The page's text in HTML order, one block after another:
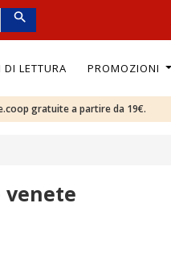
DI LETTURA PROMOZIONI
gratuite a partire da 19€.
venete